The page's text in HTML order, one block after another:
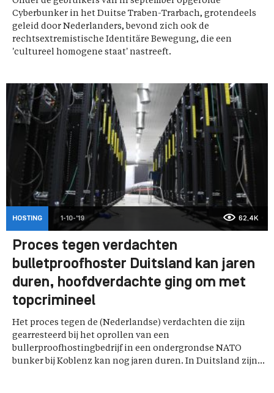
Cyberbunker in het Duitse Traben-Trarbach, grotendeels
geleid door Nederlanders, bevond zich ook de
rechtsextremistische Identitäre Bewegung, die een
'cultureel homogene staat' nastreeft.
HOSTING 1-10-'19 62,4K
Proces tegen verdachten
bulletproofhoster Duitsland kan jaren
duren, hoofdverdachte ging om met
topcrimineel
Het proces tegen de (Nederlandse) verdachten die zijn
gearresteerd bij het oprollen van een
bullerproofhostingbedrijf in een ondergrondse NATO
bunker bij Koblenz kan nog jaren duren. In Duitsland zijn...